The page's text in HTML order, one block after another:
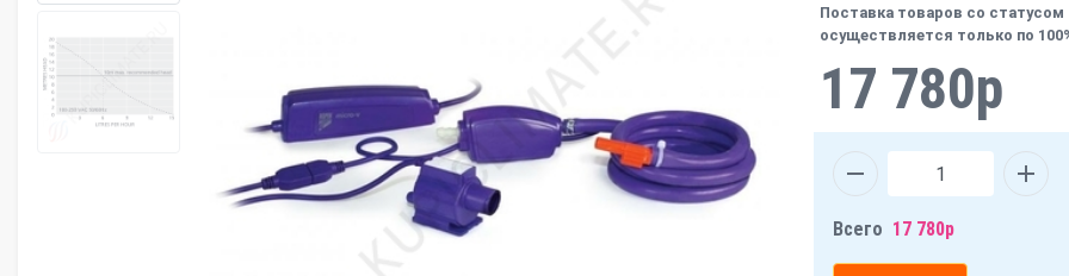
Поставка товаров со статусом
осуществляется только по
17 780р
Всего 17 780р